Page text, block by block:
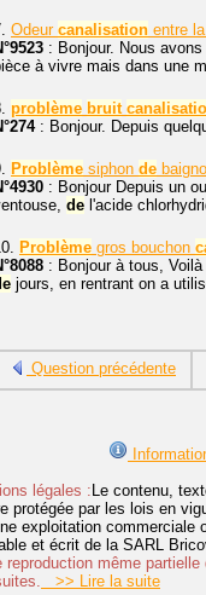
Odeur canalisation entre la
: Bonjour. Nous
à vivre mais dans une
problème bruit
: Bonjour. Depuis
Problème siphon de
: Bonjour Depuis un
de l'acide
Problème gros bouchon
: Bonjour à tous,
jours, en rentrant on a
Question précédente
légales :Le contenu,
protégée par les lois en
exploitation commerciale
et écrit de la SARL
reproduction même
>> Lire la suite